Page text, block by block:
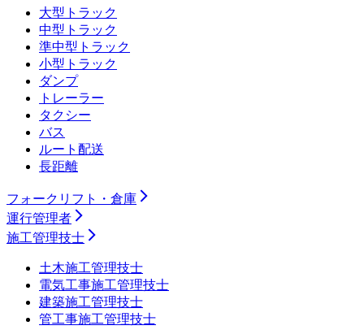
大型トラック
中型トラック
準中型トラック
小型トラック
ダンプ
トレーラー
タクシー
バス
ルート配送
長距離
フォークリフト・倉庫
運行管理者
施工管理技士
土木施工管理技士
電気工事施工管理技士
建築施工管理技士
管工事施工管理技士